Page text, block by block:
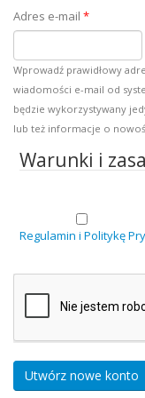
Adres e-mail *
Wprowadź prawidłowy
wiadomości e-mail od
będzie wykorzystywany
lub też informacje o
Warunki i
Regulamin i Politykę